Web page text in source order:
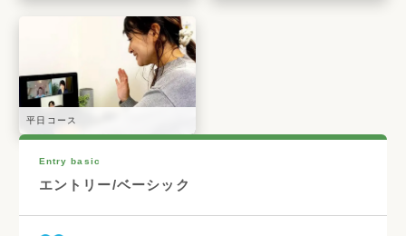
平日コース
Entry basic
エントリー/ベーシック